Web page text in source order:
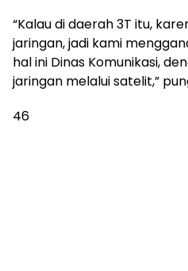
“Kalau di daerah 3T itu,
jaringan, jadi kami
hal ini Dinas Komunikasi,
jaringan melalui satelit,”
46